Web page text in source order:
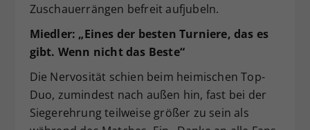
Zuschauerrängen befreit aufjubeln.
Miedler: „Eines der besten Turniere, das es
gibt. Wenn nicht das Beste“
Die Nervosität schien beim heimischen Top-
Duo, zumindest nach außen hin, fast bei der
Siegerehrung teilweise größer zu sein als